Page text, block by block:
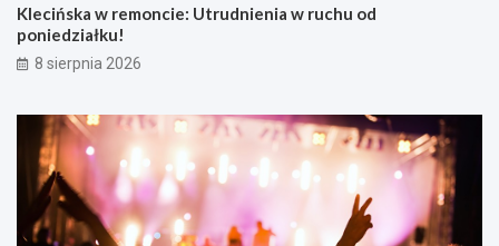
Klecińska w remoncie: Utrudnienia w ruchu od
poniedziałku!
8 sierpnia 2026